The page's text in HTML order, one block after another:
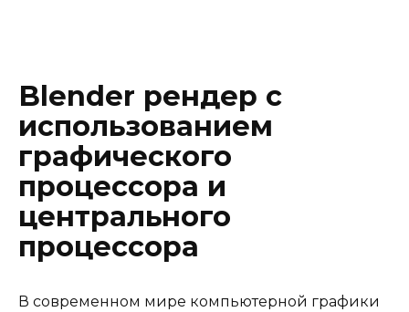
Blender рендер с
использованием
графического
процессора и
центрального
процессора
В современном мире компьютерной графики